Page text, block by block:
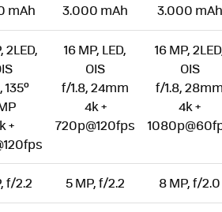
mAh 3.000 mAh 3.000 mAh
2LED,
135º
+
16 MP, LED,
OIS
f/1.8, 24mm
4k +
720p@120fps
16 MP,
OIS
f/1.8,
4k +
f/2.2 5 MP, f/2.2 8 MP, f/2.0